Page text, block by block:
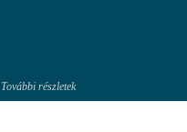
További részletek